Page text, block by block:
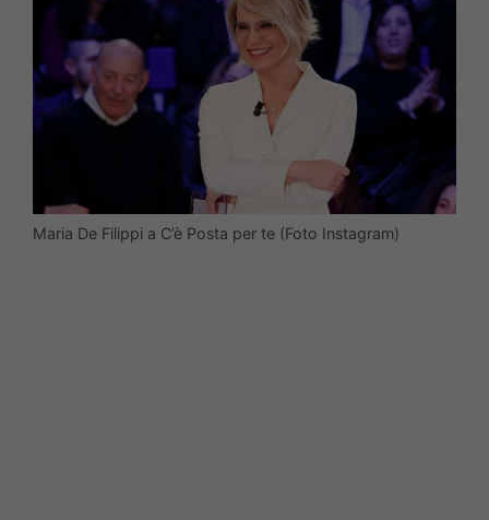
Maria De Filippi a C’è Posta per te (Foto Instagram)